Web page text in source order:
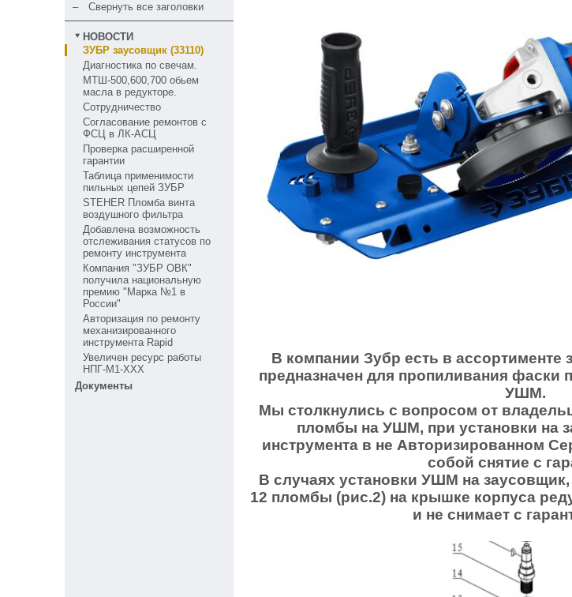
Свернуть все заголовки
НОВОСТИ
ЗУБР заусовщик (33110)
Диагностика по свечам.
МТШ-500,600,700 обьем
масла в редукторе.
Сотрудничество
Cогласование ремонтов с
ФСЦ в ЛК-АСЦ
Проверка расширенной
гарантии
Таблица применимости
пильных цепей ЗУБР
STEHER Пломба винта
воздушного фильтра
Добавлена возможность
отслеживания статусов по
ремонту инструмента
Компания "ЗУБР ОВК"
получила национальную
премию "Марка №1 в
России"
Авторизация по ремонту
механизированного
инструмента Rapid
Увеличен ресурс работы
НПГ-М1-ХХХ
Документы
В компании Зубр есть в
предназначен для пропиливания фаски
УШМ.
Мы столкнулись с вопросом от
пломбы на УШМ, при установки на
инструмента в не Авторизированном
собой снятие с
В случаях установки УШМ на
12 пломбы (рис.2) на крышке корпуса
и не снимает с